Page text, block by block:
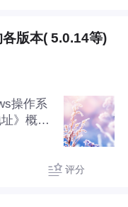
的需求场
的特点
版本( 5.0.14等)
操作系
》概述
中间件
评分